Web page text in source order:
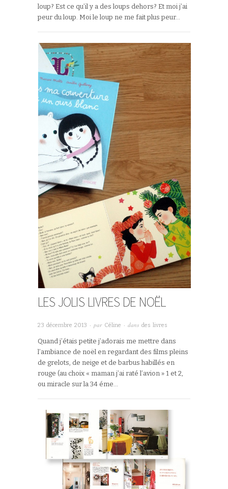
loup? Est ce qu’il y a des loups dehors? Et moi j’ai
peur du loup. Moi le loup ne me fait plus peur…
LES JOLIS LIVRES DE NOËL
23 décembre 2013 · par Céline · dans des livres
Quand j’étais petite j’adorais me mettre dans
l’ambiance de noël en regardant des films pleins
de grelots, de neige et de barbus habillés en
rouge (au choix « maman j’ai raté l’avion » 1 et 2,
ou miracle sur la 34 éme…